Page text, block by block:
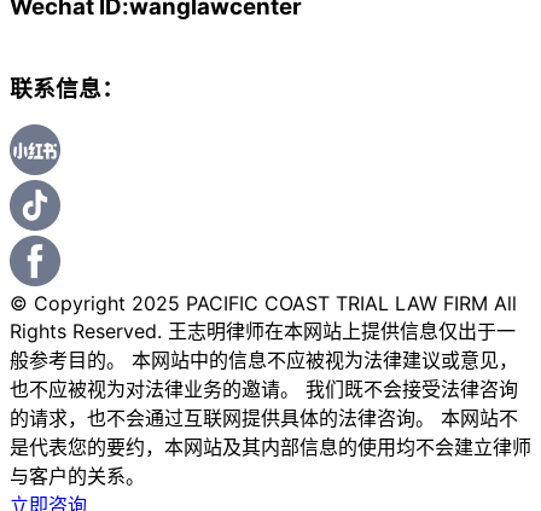
Wechat ID:wanglawcenter
联系信息：
© Copyright 2025 PACIFIC COAST TRIAL LAW FIRM All
Rights Reserved. 王志明律师在本网站上提供信息仅出于一
般参考目的。 本网站中的信息不应被视为法律建议或意见，
也不应被视为对法律业务的邀请。 我们既不会接受法律咨询
的请求，也不会通过互联网提供具体的法律咨询。 本网站不
是代表您的要约，本网站及其内部信息的使用均不会建立律师
与客户的关系。
立即咨询